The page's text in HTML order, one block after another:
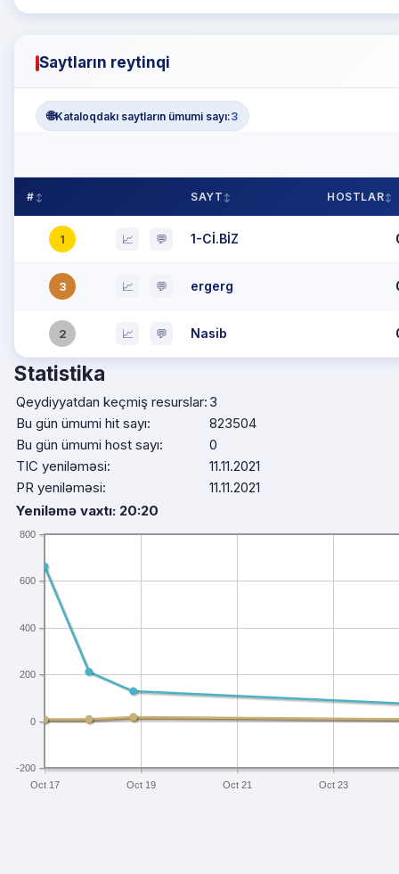
Saytların reytinqi
🌐Kataloqdakı saytların ümumi sayı:3
# SAYT HOSTLAR
1 📈 💬 1-Cİ.BİZ
3 📈 💬 ergerg
2 📈 💬 Nasib
Statistika
Qeydiyyatdan keçmiş resurslar:
Bu gün ümumi hit sayı:
Bu gün ümumi host sayı:
TIC yeniləməsi:
PR yeniləməsi:
3
823504
0
11.11.2021
11.11.2021
Yeniləmə vaxtı: 20:20
Oct 17 Oct 19 Oct 21 Oct 23
-200
0
200
400
600
800